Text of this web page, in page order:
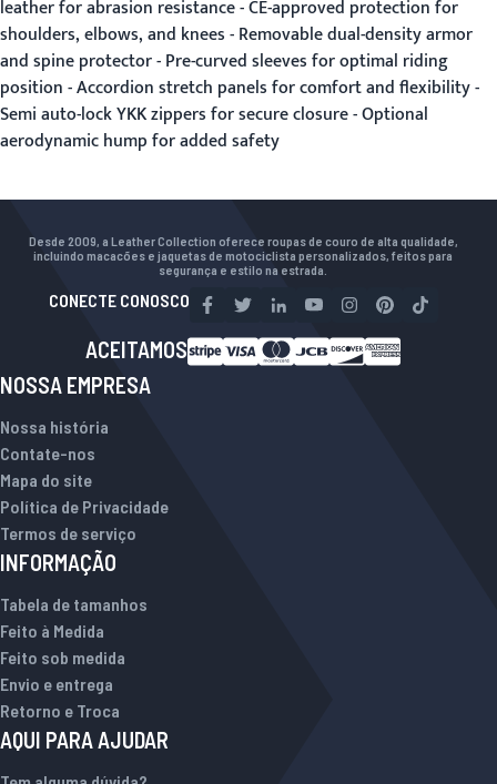
leather for abrasion resistance - CE-approved protection for
shoulders, elbows, and knees - Removable dual-density armor
and spine protector - Pre-curved sleeves for optimal riding
position - Accordion stretch panels for comfort and flexibility -
Semi auto-lock YKK zippers for secure closure - Optional
aerodynamic hump for added safety
Desde 2009, a Leather Collection oferece roupas de couro de alta qualidade,
incluindo macacões e jaquetas de motociclista personalizados, feitos para
segurança e estilo na estrada.
CONECTE CONOSCO
ACEITAMOS
NOSSA EMPRESA
Nossa história
Contate-nos
Mapa do site
Política de Privacidade
Termos de serviço
INFORMAÇÃO
Tabela de tamanhos
Feito à Medida
Feito sob medida
Envio e entrega
Retorno e Troca
AQUI PARA AJUDAR